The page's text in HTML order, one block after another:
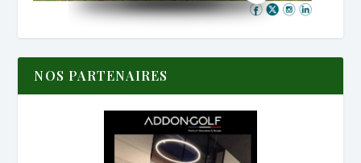
NOS PARTENAIRES